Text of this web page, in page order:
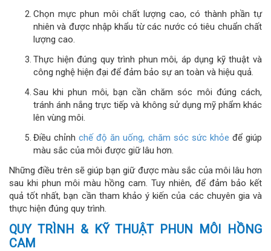
Chọn mực phun môi chất lượng cao, có thành phần tự
nhiên và được nhập khẩu từ các nước có tiêu chuẩn chất
lượng cao.
Thực hiện đúng quy trình phun môi, áp dụng kỹ thuật và
công nghệ hiện đại để đảm bảo sự an toàn và hiệu quả.
Sau khi phun môi, bạn cần chăm sóc môi đúng cách,
tránh ánh nắng trực tiếp và không sử dụng mỹ phẩm khác
lên vùng môi.
Điều chỉnhchế độ ăn uống, chăm sóc sức khỏe để giúp
màu sắc của môi được giữ lâu hơn.
Những điều trên sẽ giúp bạn giữ được màu sắc của môi lâu hơn
sau khi phun môi màu hồng cam. Tuy nhiên, để đảm bảo kết
quả tốt nhất, bạn cần tham khảo ý kiến của các chuyên gia và
thực hiện đúng quy trình.
QUY TRÌNH & KỸ THUẬT PHUN MÔI HỒNG
CAM